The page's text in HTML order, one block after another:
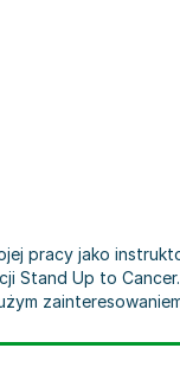
pracy jako
Up to